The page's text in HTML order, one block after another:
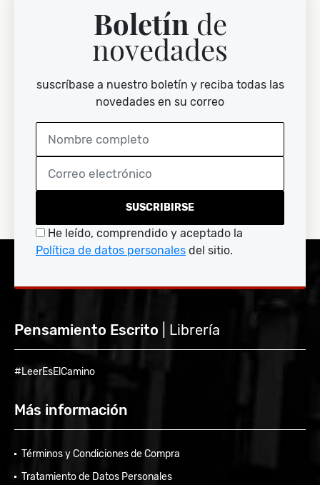
Boletín de
novedades
suscríbase a nuestro boletín y reciba todas las
novedades en su correo
SUSCRIBIRSE
He leído, comprendido y aceptado la
Política de datos personales del sitio.
Pensamiento Escrito | Librería
#LeerEsElCamino
Más información
Términos y Condiciones de Compra
Tratamiento de Datos Personales